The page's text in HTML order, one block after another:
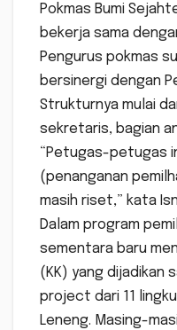
Pokmas Bumi
bekerja sama
Pengurus pokmas
bersinergi dengan
Strukturnya mulai
sekretaris, bagian
“Petugas-petugas
(penanganan
masih riset,” kata
Dalam program
sementara baru
(KK) yang dijadikan
project dari 11
Leneng. Masing-